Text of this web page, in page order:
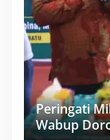
Peringati
Wabup